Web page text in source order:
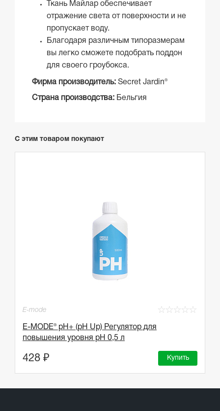
Ткань Майлар обеспечивает
отражение света от поверхности и не
пропускает воду.
Благодаря различным типоразмерам
вы легко сможете подобрать поддон
для своего гроубокса.
Фирма производитель: Secret Jardin®
Страна производства: Бельгия
С этим товаром покупают
E-mode ☆
☆
☆
☆
☆
E-MODE® pH+ (pH Up) Регулятор для
повышения уровня pH 0,5 л
428 ₽ Купить